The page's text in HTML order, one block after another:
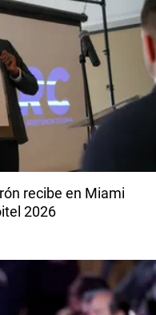
recibe en Miami
2026